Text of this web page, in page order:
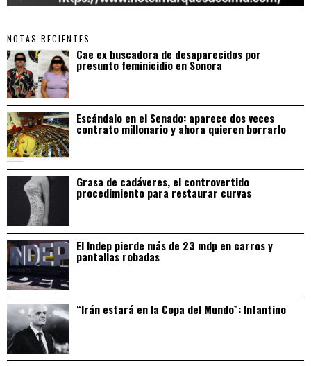
NOTAS RECIENTES
Cae ex buscadora de desaparecidos por
presunto feminicidio en Sonora
Escándalo en el Senado: aparece dos veces
contrato millonario y ahora quieren borrarlo
Grasa de cadáveres, el controvertido
procedimiento para restaurar curvas
El Indep pierde más de 23 mdp en carros y
pantallas robadas
“Irán estará en la Copa del Mundo”: Infantino